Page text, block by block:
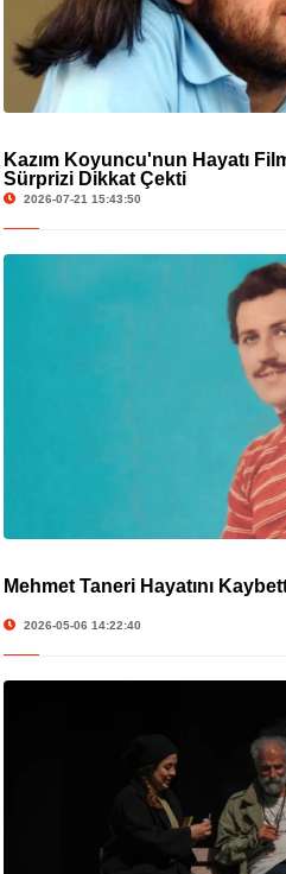
Kazım Koyuncu'nun Hayatı
Sürprizi Dikkat Çekti
2026-07-21 15:43:50
Mehmet Taneri Hayatını
2026-05-06 14:22:40